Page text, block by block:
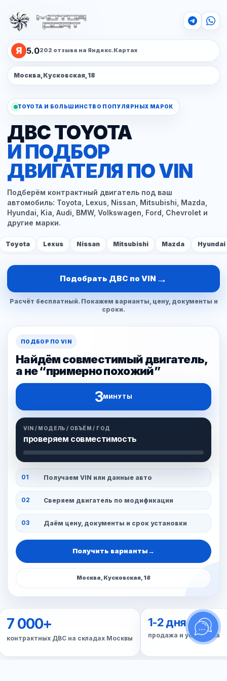
Я 5.0202 отзыва на Яндекс.Картах
Москва, Кусковская, 18
TOYOTA И БОЛЬШИНСТВО ПОПУЛЯРНЫХ МАРОК
ДВС TOYOTA
И ПОДБОР
ДВИГАТЕЛЯ ПО VIN
Подберём контрактный двигатель под ваш
автомобиль: Toyota, Lexus, Nissan, Mitsubishi, Mazda,
Hyundai, Kia, Audi, BMW, Volkswagen, Ford, Chevrolet и
другие марки.
Toyota Lexus Nissan Mitsubishi Mazda Hyundai
Подобрать ДВС по VIN →
Расчёт бесплатный. Покажем варианты, цену, документы и
сроки.
ПОДБОР ПО VIN
Найдём совместимый двигатель,
а не “примерно похожий”
3МИНУТЫ
VIN / МОДЕЛЬ / ОБЪЁМ / ГОД
проверяем совместимость
01 Получаем VIN или данные авто
02 Сверяем двигатель по модификации
03 Даём цену, документы и срок установки
Получить варианты→
Москва, Кусковская, 18
7 000+
контрактных ДВС на складах Москвы
1-2 дня
продажа и установка